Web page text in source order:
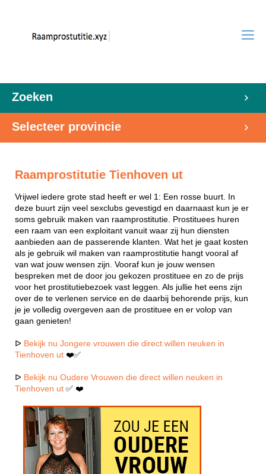
Zoeken
Selecteer provincie
Raamprostitutie Tienhoven ut
Vrijwel iedere grote stad heeft er wel 1: Een rosse buurt. In
deze buurt zijn veel sexclubs gevestigd en daarnaast kun je er
soms gebruik maken van raamprostitutie. Prostituees huren
een raam van een exploitant vanuit waar zij hun diensten
aanbieden aan de passerende klanten. Wat het je gaat kosten
als je gebruik wil maken van raamprostitutie hangt vooral af
van wat jouw wensen zijn. Vooraf kun je jouw wensen
bespreken met de door jou gekozen prostituee en zo de prijs
voor het prostitutiebezoek vast leggen. Als jullie het eens zijn
over de te verlenen service en de daarbij behorende prijs, kun
je je volledig overgeven aan de prostituee en er volop van
gaan genieten!
ᐅ Bekijk nu Jongere vrouwen die direct willen neuken in
Tienhoven ut ❤️✅
ᐅ Bekijk nu Oudere Vrouwen die direct willen neuken in
Tienhoven ut ✅ ❤️